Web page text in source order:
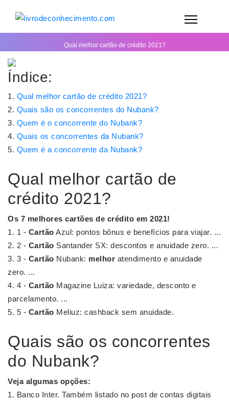
Qual melhor cartão de crédito 2021?
Índice:
Qual melhor cartão de crédito 2021?
Quais são os concorrentes do Nubank?
Quem é o concorrente do Nubank?
Quais os concorrentes da Nubank?
Quem é a concorrente da Nubank?
Qual melhor cartão de
crédito 2021?
Os 7 melhores cartões de crédito em 2021!
1 - Cartão Azul: pontos bônus e benefícios para viajar. ...
2 - Cartão Santander SX: descontos e anuidade zero. ...
3 - Cartão Nubank: melhor atendimento e anuidade
zero. ...
4 - Cartão Magazine Luiza: variedade, desconto e
parcelamento. ...
5 - Cartão Meliuz: cashback sem anuidade.
Quais são os concorrentes
do Nubank?
Veja algumas opções:
Banco Inter. Também listado no post de contas digitais